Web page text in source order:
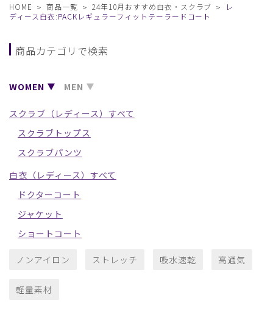
HOME 商品一覧 24年10月おすすめ白衣・スクラブ
レ
ディース白衣:PACKレギュラーフィットテーラードコート
商品カテゴリで検索
WOMEN MEN
スクラブ（レディース）すべて
スクラブトップス
スクラブパンツ
白衣（レディース）すべて
ドクターコート
ジャケット
ショートコート
ノンアイロン ストレッチ 吸水速乾 高通気
軽量素材